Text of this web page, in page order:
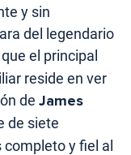
y sin
del legendario
el principal
reside en ver
de James
de siete
y fiel al